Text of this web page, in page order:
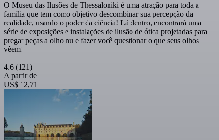
O Museu das Ilusões de Thessaloniki é uma atração para toda a
família que tem como objetivo descombinar sua percepção da
realidade, usando o poder da ciência! Lá dentro, encontrará uma
série de exposições e instalações de ilusão de ótica projetadas para
pregar peças a olho nu e fazer você questionar o que seus olhos
vêem!
4,6 (121)
A partir de
US$ 12,71